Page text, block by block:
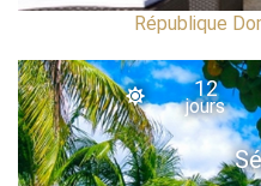
République
12
jours